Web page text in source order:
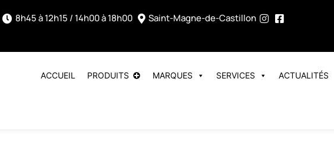
8h45 à 12h15 / 14h00 à 18h00 Saint-Magne-de-Castillon
ACCUEIL PRODUITS MARQUES SERVICES ACTUALITÉS